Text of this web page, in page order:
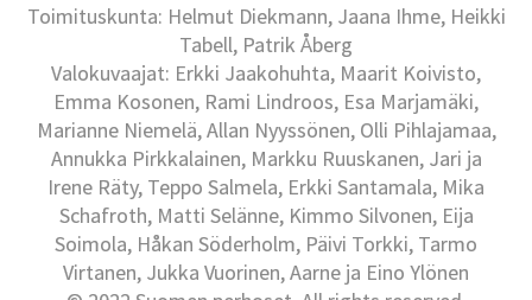
Toimituskunta: Helmut Diekmann, Jaana Ihme, Heikki
Tabell, Patrik Åberg
Valokuvaajat: Erkki Jaakohuhta, Maarit Koivisto,
Emma Kosonen, Rami Lindroos, Esa Marjamäki,
Marianne Niemelä, Allan Nyyssönen, Olli Pihlajamaa,
Annukka Pirkkalainen, Markku Ruuskanen, Jari ja
Irene Räty, Teppo Salmela, Erkki Santamala, Mika
Schafroth, Matti Selänne, Kimmo Silvonen, Eija
Soimola, Håkan Söderholm, Päivi Torkki, Tarmo
Virtanen, Jukka Vuorinen, Aarne ja Eino Ylönen